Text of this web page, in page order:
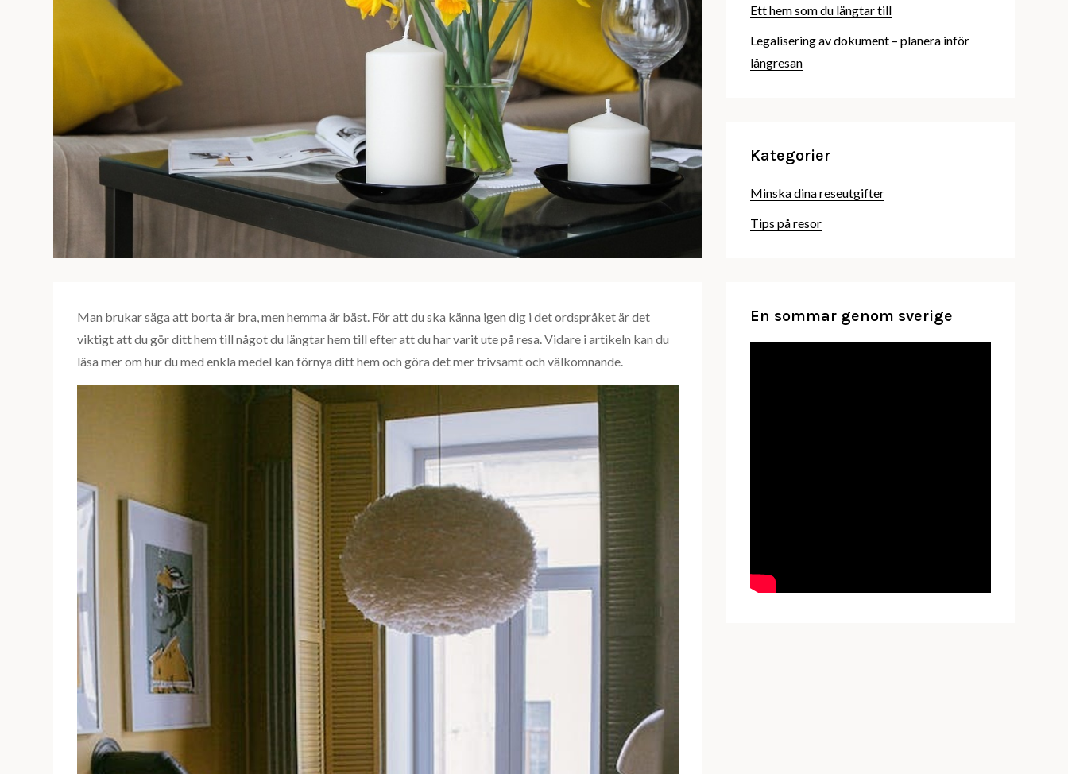
Man brukar säga att borta är bra, men hemma är bäst. För att du ska känna igen dig i det ordspråket är det
viktigt att du gör ditt hem till något du längtar hem till efter att du har varit ute på resa. Vidare i artikeln kan du
läsa mer om hur du med enkla medel kan förnya ditt hem och göra det mer trivsamt och välkomnande.
Ett hem som du längtar till
Legalisering av dokument – planera inför
långresan
Kategorier
Minska dina reseutgifter
Tips på resor
En sommar genom sverige